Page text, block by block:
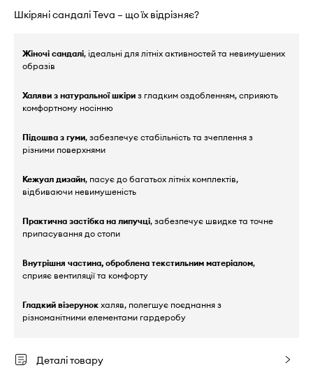
Шкіряні сандалі Teva – що їх відрізняє?
Жіночі сандалі, ідеальні для літніх активностей та невимушених
образів
Халяви з натуральної шкіри з гладким оздобленням, сприяють
комфортному носінню
Підошва з гуми, забезпечує стабільність та зчеплення з
різними поверхнями
Кежуал дизайн, пасує до багатьох літніх комплектів,
відбиваючи невимушеність
Практична застібка на липучці, забезпечує швидке та точне
припасування до стопи
Внутрішня частина, оброблена текстильним матеріалом,
сприяє вентиляції та комфорту
Гладкий візерунок халяв, полегшує поєднання з
різноманітними елементами гардеробу
Деталі товару